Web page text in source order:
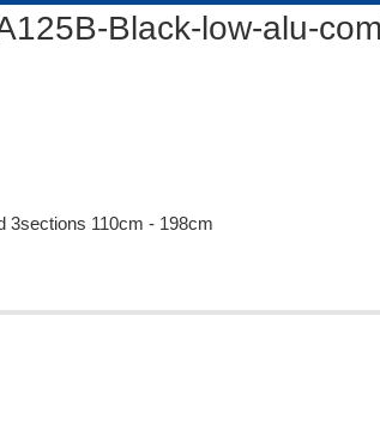
Black-low-alu-